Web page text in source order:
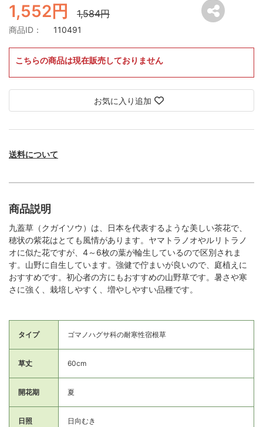
1,552円 1,584円
商品ID： 110491
こちらの商品は現在販売しておりません
お気に入り追加
送料について
商品説明
九蓋草（クガイソウ）は、日本を代表するような美しい茶花で、
穂状の紫花はとても風情があります。ヤマトラノオやルリトラノ
オに似た花ですが、4～6枚の葉が輪生しているので区別されま
す。山野に自生しています。強健で佇まいが良いので、庭植えに
おすすめです。初心者の方にもおすすめの山野草です。暑さや寒
さに強く、栽培しやすく、増やしやすい品種です。
タイプ ゴマノハグサ科の耐寒性宿根草
草丈 60cm
開花期 夏
日照 日向むき